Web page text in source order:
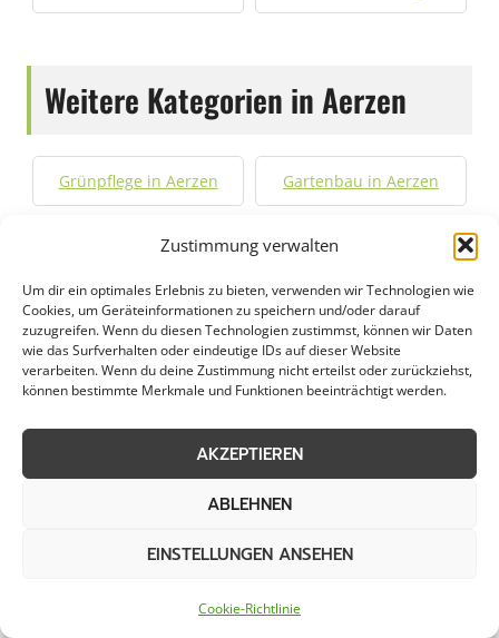
Zustimmung verwalten
Um dir ein optimales Erlebnis zu bieten, verwenden wir Technologien wie
Cookies, um Geräteinformationen zu speichern und/oder darauf
zuzugreifen. Wenn du diesen Technologien zustimmst, können wir Daten
wie das Surfverhalten oder eindeutige IDs auf dieser Website
verarbeiten. Wenn du deine Zustimmung nicht erteilst oder zurückziehst,
können bestimmte Merkmale und Funktionen beeinträchtigt werden.
AKZEPTIEREN
ABLEHNEN
EINSTELLUNGEN ANSEHEN
Cookie-Richtlinie
Weitere Kategorien in Aerzen
Grünpflege in Aerzen Gartenbau in Aerzen
Objektpflege in Aerzen Graupflege in Aerzen
Winterdienst in Aerzen
Städte im Umkreis von 50 km
Münder am Deister
Dachversiegelung in Bad
Dachversiegelung in Bad